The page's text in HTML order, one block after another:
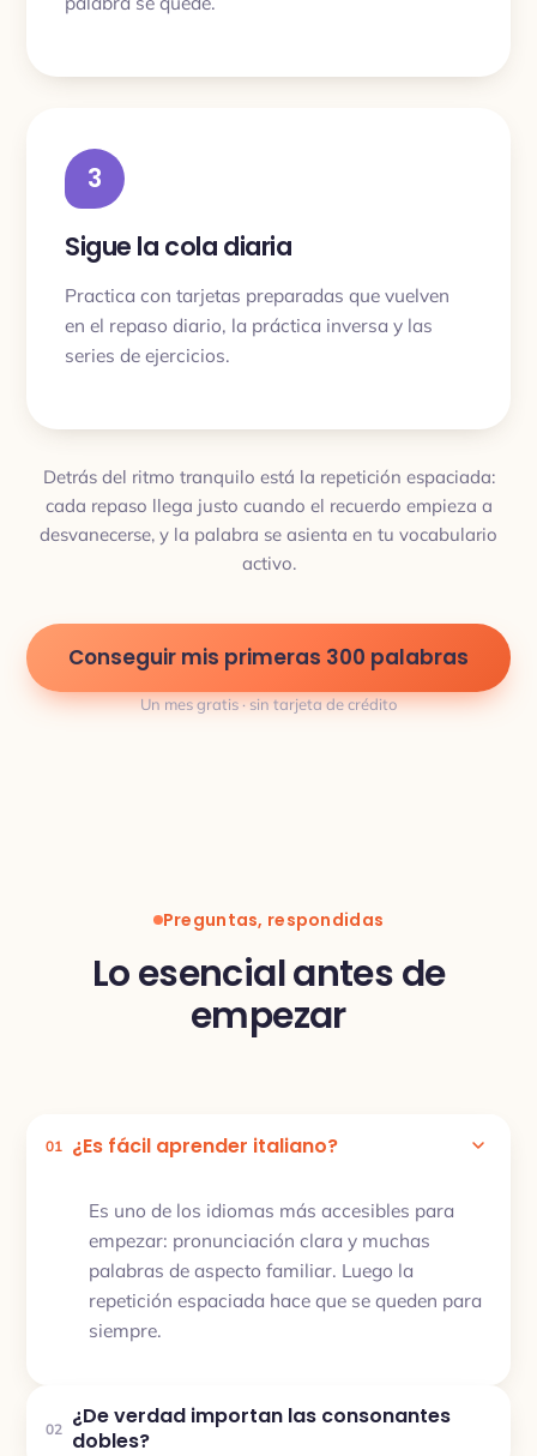
3
Sigue la cola diaria
Practica con tarjetas preparadas que vuelven
en el repaso diario, la práctica inversa y las
series de ejercicios.
Detrás del ritmo tranquilo está la repetición espaciada:
cada repaso llega justo cuando el recuerdo empieza a
desvanecerse, y la palabra se asienta en tu vocabulario
activo.
Conseguir mis primeras 300 palabras
Un mes gratis · sin tarjeta de crédito
Preguntas, respondidas
Lo esencial antes de
empezar
01 ¿Es fácil aprender italiano?
Es uno de los idiomas más accesibles para
empezar: pronunciación clara y muchas
palabras de aspecto familiar. Luego la
repetición espaciada hace que se queden para
siempre.
02 ¿De verdad importan las consonantes
dobles?